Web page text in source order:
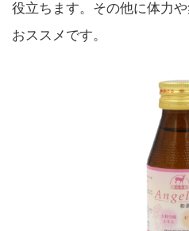
役立ちます。その他に体力
おススメです。